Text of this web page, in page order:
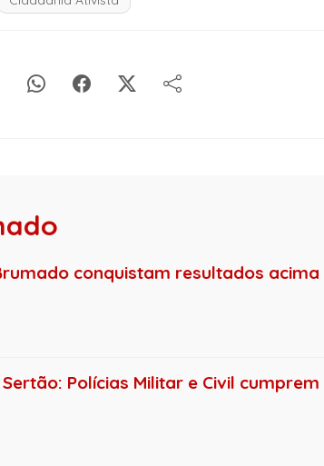
conquistam resultados acima
Polícias Militar e Civil cumprem